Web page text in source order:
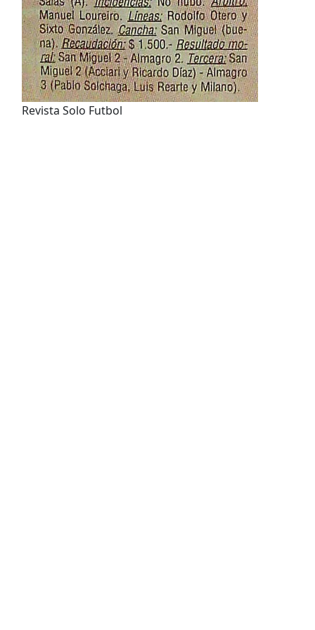
Revista Solo Futbol